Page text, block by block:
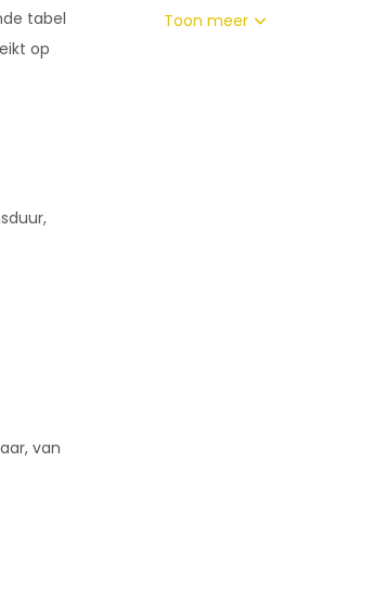
tabel
op
van
Toon meer